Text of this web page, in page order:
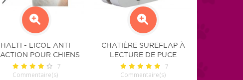
HALTI - LICOL ANTI
POUR CHIENS
7
Commentaire(s)
CHATIÈRE SUREFLAP À
LECTURE DE PUCE
ÉLECTRONIQUE
7
Commentaire(s)